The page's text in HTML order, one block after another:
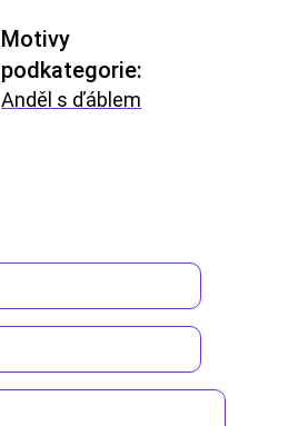
Motivy
podkategorie:
Anděl s ďáblem